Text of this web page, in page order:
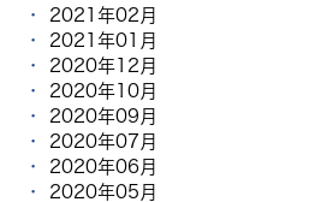
2021年02月
2021年01月
2020年12月
2020年10月
2020年09月
2020年07月
2020年06月
2020年05月